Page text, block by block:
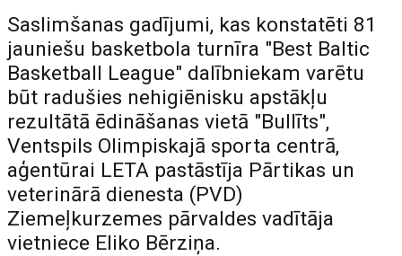
Saslimšanas gadījumi, kas konstatēti 81
jauniešu basketbola turnīra "Best Baltic
Basketball League" dalībniekam varētu
būt radušies nehigiēnisku apstākļu
rezultātā ēdināšanas vietā "Bullīts",
Ventspils Olimpiskajā sporta centrā,
aģentūrai LETA pastāstīja Pārtikas un
veterinārā dienesta (PVD)
Ziemeļkurzemes pārvaldes vadītāja
vietniece Eliko Bērziņa.